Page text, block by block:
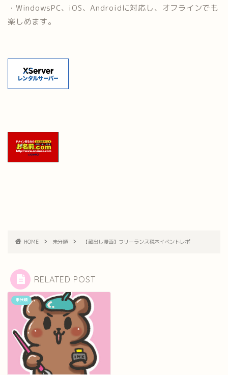
・WindowsPC、iOS、Androidに対応し、オフラインでも
楽しめます。
HOME 未分類 【蔵出し漫画】フリーランス税本イベントレポ
RELATED POST
未分類